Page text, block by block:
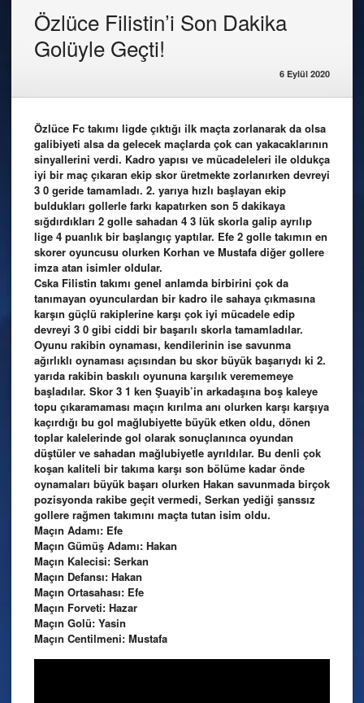
Özlüce Filistin’i Son Dakika
Golüyle Geçti!
6 Eylül 2020
Özlüce Fc takımı ligde çıktığı ilk maçta zorlanarak da olsa
galibiyeti alsa da gelecek maçlarda çok can yakacaklarının
sinyallerini verdi. Kadro yapısı ve mücadeleleri ile oldukça
iyi bir maç çıkaran ekip skor üretmekte zorlanırken devreyi
3 0 geride tamamladı. 2. yarıya hızlı başlayan ekip
buldukları gollerle farkı kapatırken son 5 dakikaya
sığdırdıkları 2 golle sahadan 4 3 lük skorla galip ayrılıp
lige 4 puanlık bir başlangıç yaptılar. Efe 2 golle takımın en
skorer oyuncusu olurken Korhan ve Mustafa diğer gollere
imza atan isimler oldular.
Cska Filistin takımı genel anlamda birbirini çok da
tanımayan oyunculardan bir kadro ile sahaya çıkmasına
karşın güçlü rakiplerine karşı çok iyi mücadele edip
devreyi 3 0 gibi ciddi bir başarılı skorla tamamladılar.
Oyunu rakibin oynaması, kendilerinin ise savunma
ağırlıklı oynaması açısından bu skor büyük başarıydı ki 2.
yarıda rakibin baskılı oyununa karşılık verememeye
başladılar. Skor 3 1 ken Şuayib’in arkadaşına boş kaleye
topu çıkaramaması maçın kırılma anı olurken karşı karşıya
kaçırdığı bu gol mağlubiyette büyük etken oldu, dönen
toplar kalelerinde gol olarak sonuçlanınca oyundan
düştüler ve sahadan mağlubiyetle ayrıldılar. Bu denli çok
koşan kaliteli bir takıma karşı son bölüme kadar önde
oynamaları büyük başarı olurken Hakan savunmada birçok
pozisyonda rakibe geçit vermedi, Serkan yediği şanssız
gollere rağmen takımını maçta tutan isim oldu.
Maçın Adamı: Efe
Maçın Gümüş Adamı: Hakan
Maçın Kalecisi: Serkan
Maçın Defansı: Hakan
Maçın Ortasahası: Efe
Maçın Forveti: Hazar
Maçın Golü: Yasin
Maçın Centilmeni: Mustafa